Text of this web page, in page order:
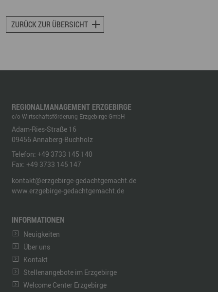
ZURÜCK ZUR ÜBERSICHT
REGIONALMANAGEMENT ERZGEBIRGE
c/o Wirtschaftsförderung Erzgebirge GmbH
Adam-Ries-Straße 16
09456 Annaberg-Buchholz
Telefon: +49 3733 145 140
Fax: +49 3733 145 147
kontakt@erzgebirge-gedachtgemacht.de
www.erzgebirge-gedachtgemacht.de
INFORMATIONEN
Neuigkeiten
Über uns
Kontakt
Stellenangebote im Erzgebirge
Welcome Center Erzgebirge